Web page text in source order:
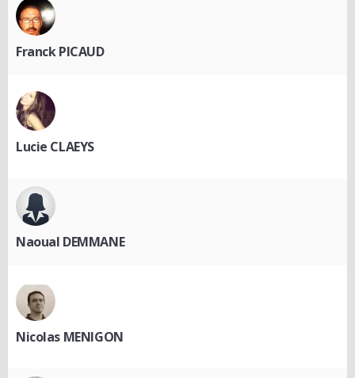
Franck PICAUD
Lucie CLAEYS
Naoual DEMMANE
Nicolas MENIGON